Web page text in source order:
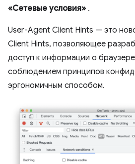
«Сетевые условия» .
User-Agent Client Hints — это
Client Hints, позволяющее
доступ к информации о
соблюдением принципов
эргономичным способом.